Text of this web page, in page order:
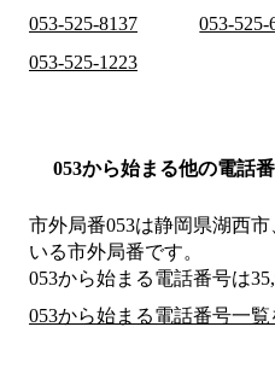
053-525-8137
053-525-
053-525-1223
053から始まる他の電話
市外局番053は静岡県湖西市
いる市外局番です。
053から始まる電話番号は
053から始まる電話番号一覧